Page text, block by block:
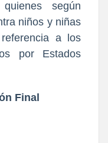
según
niños y niñas
a los
por Estados
Final